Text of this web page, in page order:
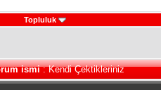
Topluluk
ismi: Kendi Çektikleriniz